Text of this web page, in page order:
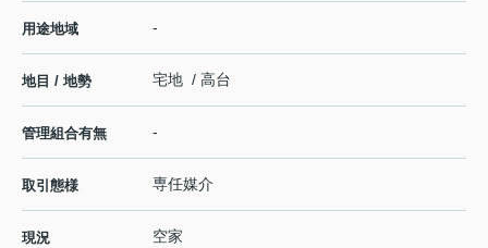
用途地域 -
地目 / 地勢 宅地 / 高台
管理組合有無 -
取引態様 専任媒介
現況 空家